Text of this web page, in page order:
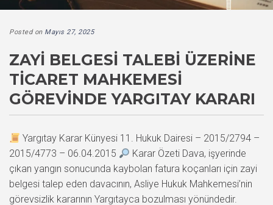
Posted on Mayıs 27, 2025
ZAYI BELGESI TALEBI ÜZERINE
TICARET MAHKEMESI
GÖREVINDE YARGITAY KARARI
Yargıtay Karar Künyesi 11. Hukuk Dairesi – 2015/2794 –
2015/4773 – 06.04.2015
Karar Özeti Dava, işyerinde
çıkan yangın sonucunda kaybolan fatura koçanları için zayi
belgesi talep eden davacının, Asliye Hukuk Mahkemesi’nin
görevsizlik kararının Yargıtayca bozulması yönündedir.